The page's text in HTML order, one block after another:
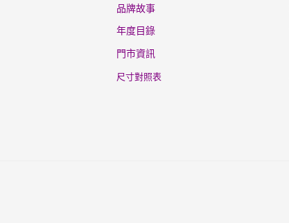
品牌故事
年度目錄
門市資訊
尺寸對照表